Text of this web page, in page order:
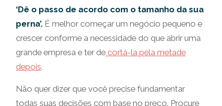
‘Dê o passo de acordo com o tamanho da sua
perna’. É melhor começar um negócio pequeno e
crescer conforme a necessidade do que abrir uma
grande empresa e ter de cortá-la pela metade
depois.
Não quer dizer que você precise fundamentar
todas suas decisões com base no preço. Procure